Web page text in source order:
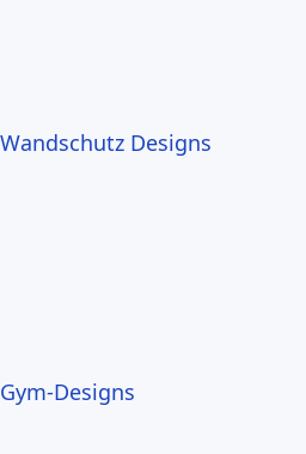
Wandschutz Designs
Gym-Designs